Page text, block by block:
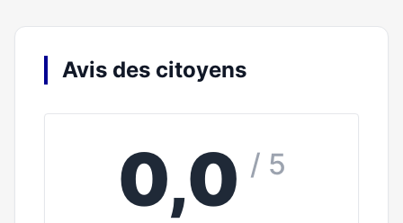
Avis des citoyens
0,0 / 5